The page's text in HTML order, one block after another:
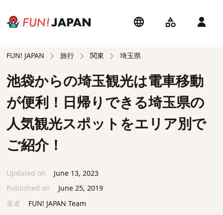
FUN! JAPAN 旅行 関東 埼玉県
池袋からの埼玉観光は電車移動
が便利！日帰りできる埼玉県の
人気観光スポットをエリア別で
ご紹介！
Updated on
June 13, 2023
Published on
June 25, 2019
著者
FUN! JAPAN Team